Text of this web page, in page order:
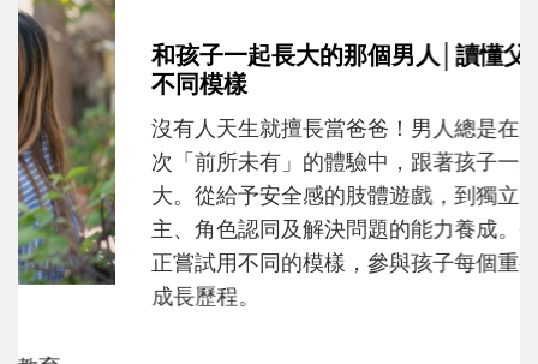
和孩子一起長大的那個男人│讀懂父親的
不同模樣
沒有人天生就擅長當爸爸！男人總是在一次
次「前所未有」的體驗中，跟著孩子一起長
大。從給予安全感的肢體遊戲，到獨立自
主、角色認同及解決問題的能力養成。爸爸
正嘗試用不同的模樣，參與孩子每個重要的
成長歷程。